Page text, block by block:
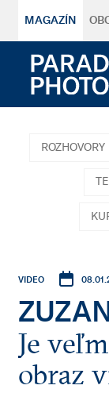
MAGAZÍN
ROZHOVORY
VIDEO
Je
obraz